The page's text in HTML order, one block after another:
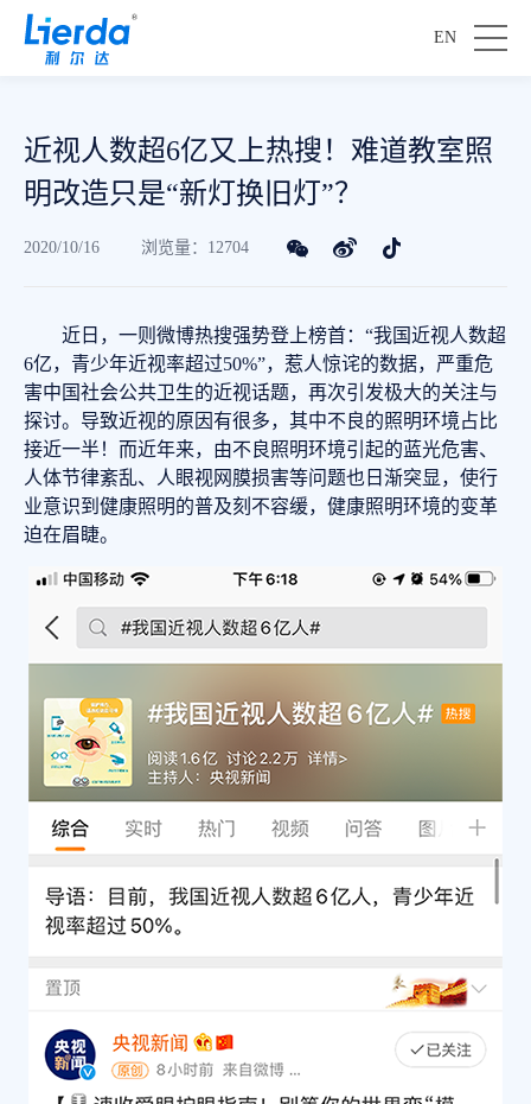
EN
近视人数超6亿又上热搜！难道教室照
明改造只是“新灯换旧灯”？
2020/10/16 浏览量：12704
近日，一则微博热搜强势登上榜首：“我国近视人数超
6亿，青少年近视率超过50%”，惹人惊诧的数据，严重危
害中国社会公共卫生的近视话题，再次引发极大的关注与
探讨。导致近视的原因有很多，其中不良的照明环境占比
接近一半！而近年来，由不良照明环境引起的蓝光危害、
人体节律紊乱、人眼视网膜损害等问题也日渐突显，使行
业意识到健康照明的普及刻不容缓，健康照明环境的变革
迫在眉睫。